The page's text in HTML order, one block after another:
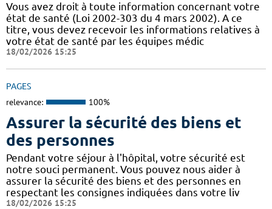
Vous avez droit à toute information concernant votre
état de santé (Loi 2002-303 du 4 mars 2002). A ce
titre, vous devez recevoir les informations relatives à
votre état de santé par les équipes médic
18/02/2026 15:25
PAGES
relevance: 100%
Assurer la sécurité des biens et
des personnes
Pendant votre séjour à l'hôpital, votre sécurité est
notre souci permanent. Vous pouvez nous aider à
assurer la sécurité des biens et des personnes en
respectant les consignes indiquées dans votre liv
18/02/2026 15:25